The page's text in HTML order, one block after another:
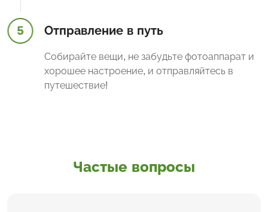
5 Отправление в путь
Собирайте вещи, не забудьте фотоаппарат и
хорошее настроение, и отправляйтесь в
путешествие!
Частые вопросы